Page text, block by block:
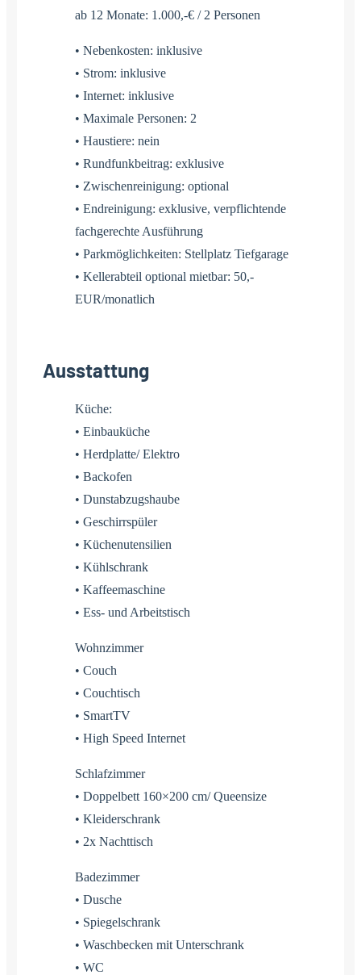
ab 12 Monate: 1.000,-€ / 2 Personen
• Nebenkosten: inklusive
• Strom: inklusive
• Internet: inklusive
• Maximale Personen: 2
• Haustiere: nein
• Rundfunkbeitrag: exklusive
• Zwischenreinigung: optional
• Endreinigung: exklusive, verpflichtende
fachgerechte Ausführung
• Parkmöglichkeiten: Stellplatz Tiefgarage
• Kellerabteil optional mietbar: 50,-
EUR/monatlich
Ausstattung
Küche:
• Einbauküche
• Herdplatte/ Elektro
• Backofen
• Dunstabzugshaube
• Geschirrspüler
• Küchenutensilien
• Kühlschrank
• Kaffeemaschine
• Ess- und Arbeitstisch
Wohnzimmer
• Couch
• Couchtisch
• SmartTV
• High Speed Internet
Schlafzimmer
• Doppelbett 160×200 cm/ Queensize
• Kleiderschrank
• 2x Nachttisch
Badezimmer
• Dusche
• Spiegelschrank
• Waschbecken mit Unterschrank
• WC